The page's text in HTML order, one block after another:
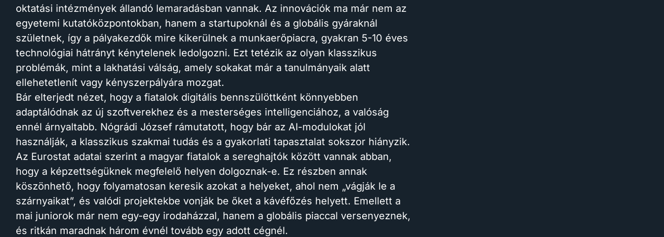
oktatási intézmények állandó lemaradásban vannak. Az innovációk ma már nem az
egyetemi kutatóközpontokban, hanem a startupoknál és a globális gyáraknál
születnek, így a pályakezdők mire kikerülnek a munkaerőpiacra, gyakran 5-10 éves
technológiai hátrányt kénytelenek ledolgozni. Ezt tetézik az olyan klasszikus
problémák, mint a lakhatási válság, amely sokakat már a tanulmányaik alatt
ellehetetlenít vagy kényszerpályára mozgat.
Bár elterjedt nézet, hogy a fiatalok digitális bennszülöttként könnyebben
adaptálódnak az új szoftverekhez és a mesterséges intelligenciához, a valóság
ennél árnyaltabb. Nógrádi József rámutatott, hogy bár az AI-modulokat jól
használják, a klasszikus szakmai tudás és a gyakorlati tapasztalat sokszor hiányzik.
Az Eurostat adatai szerint a magyar fiatalok a sereghajtók között vannak abban,
hogy a képzettségüknek megfelelő helyen dolgoznak-e. Ez részben annak
köszönhető, hogy folyamatosan keresik azokat a helyeket, ahol nem „vágják le a
szárnyaikat”, és valódi projektekbe vonják be őket a kávéfőzés helyett. Emellett a
mai juniorok már nem egy-egy irodaházzal, hanem a globális piaccal versenyeznek,
és ritkán maradnak három évnél tovább egy adott cégnél.